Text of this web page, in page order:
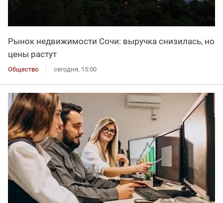
Рынок недвижимости Сочи: выручка снизилась, но
цены растут
Общество сегодня, 15:00